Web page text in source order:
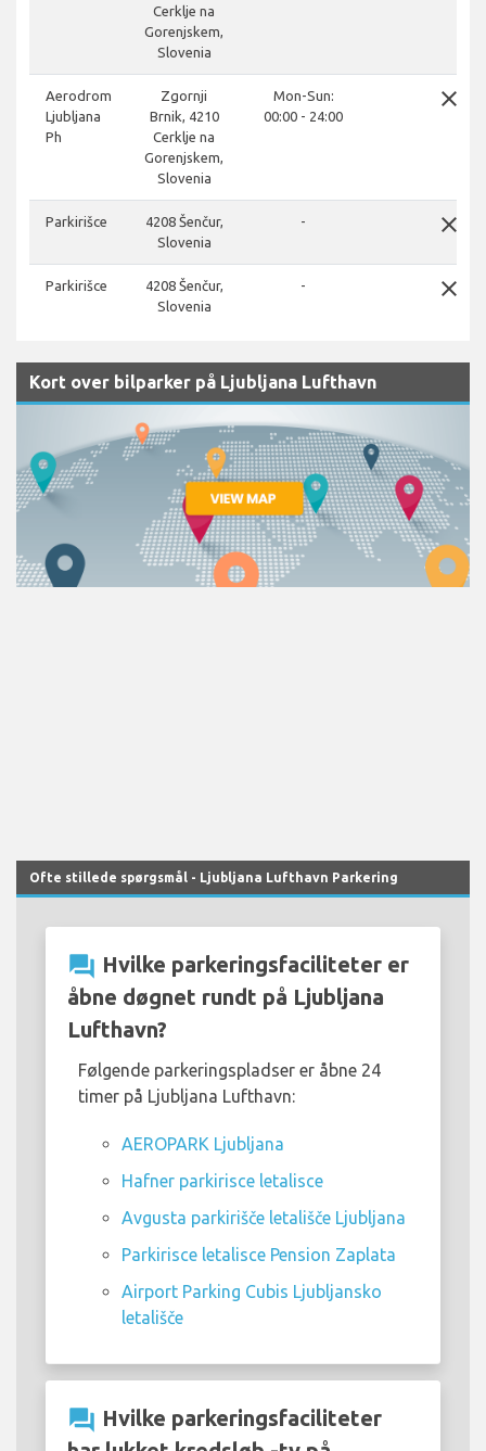
Cerklje na
Gorenjskem,
Slovenia
Aerodrom
Ljubljana
Ph
Zgornji
Brnik, 4210
Cerklje na
Gorenjskem,
Slovenia
Mon-Sun:
00:00 - 24:00
close
Parkirišce
4208 Šenčur,
Slovenia
- close
Parkirišce
4208 Šenčur,
Slovenia
- close
Kort over bilparker på Ljubljana Lufthavn
Ofte stillede spørgsmål - Ljubljana Lufthavn Parkering
question_answer Hvilke parkeringsfaciliteter er
åbne døgnet rundt på Ljubljana
Lufthavn?
Følgende parkeringspladser er åbne 24
timer på Ljubljana Lufthavn:
AEROPARK Ljubljana
Hafner parkirisce letalisce
Avgusta parkirišče letališče Ljubljana
Parkirisce letalisce Pension Zaplata
Airport Parking Cubis Ljubljansko
letališče
question_answer Hvilke parkeringsfaciliteter